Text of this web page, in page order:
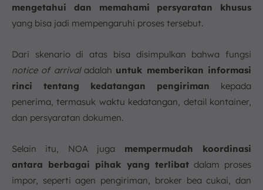
mengetahui dan memahami persyaratan khusus
yang bisa jadi mempengaruhi proses tersebut.
Dari skenario di atas bisa disimpulkan bahwa fungsi
notice of arrivaladalah untuk memberikan informasi
rinci tentang kedatangan pengiriman kepada
penerima, termasuk waktu kedatangan, detail kontainer,
dan persyaratan dokumen.
Selain itu, NOA juga mempermudah koordinasi
antara berbagai pihak yang terlibatdalam proses
impor, seperti agen pengiriman, broker bea cukai, dan